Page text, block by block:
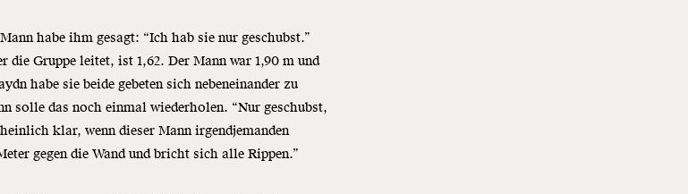
habe ihm gesagt: “Ich hab sie nur geschubst.”
die Gruppe leitet, ist 1,62. Der Mann war 1,90 m und
habe sie beide gebeten sich nebeneinander zu
solle das noch einmal wiederholen. “Nur geschubst,
klar, wenn dieser Mann irgendjemanden
gegen die Wand und bricht sich alle Rippen.”